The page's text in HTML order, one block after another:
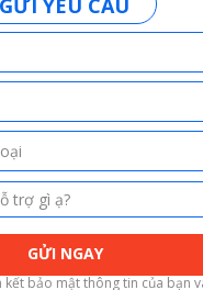
N S
6 7 8
13 14 15
27